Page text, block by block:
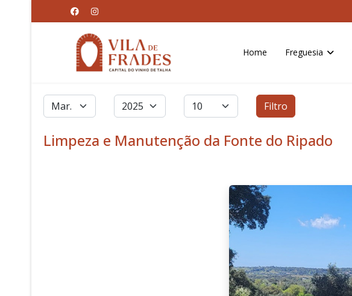
Home Freguesia
Filtros
Mês Ano Qtd. a exibir Filtro
Limpeza e Manutenção da Fonte do Ripado